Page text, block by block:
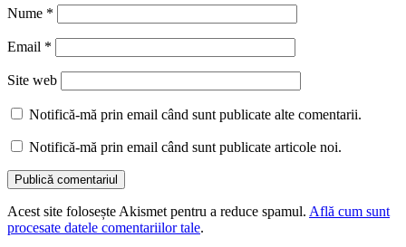
Nume *
Email *
Site web
Notifică-mă prin email când sunt publicate alte comentarii.
Notifică-mă prin email când sunt publicate articole noi.
Acest site folosește Akismet pentru a reduce spamul. Află cum sunt
procesate datele comentariilor tale.